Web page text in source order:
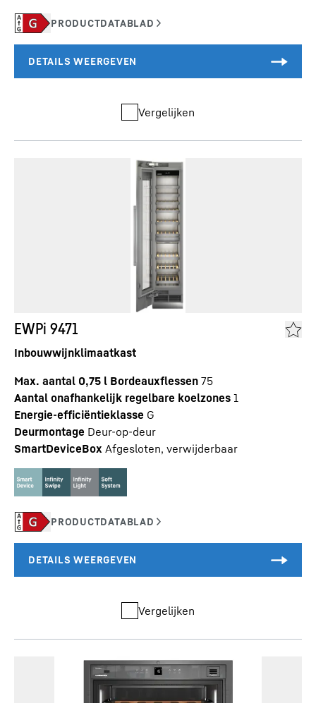
Vergelijken
EWPi 9471
Inbouwwijnklimaatkast
Max. aantal 0,75 l Bordeauxflessen 75
Aantal onafhankelijk regelbare koelzones 1
Energie-efficiëntieklasse G
Deurmontage Deur-op-deur
SmartDeviceBox Afgesloten, verwijderbaar
Vergelijken